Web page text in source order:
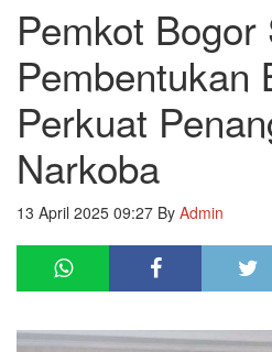
Pemkot Bogor
Pembentukan
Perkuat
Narkoba
13 April 2025 09:27 By Admin